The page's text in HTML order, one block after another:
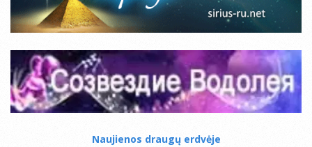
Naujienos draugų erdvėje